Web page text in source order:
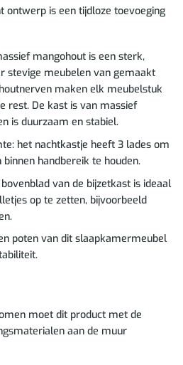
ontwerp is een tijdloze toevoeging
mangohout is een sterk,
stevige meubelen van gemaakt
maken elk meubelstuk
rest. De kast is van massief
is duurzaam en stabiel.
het nachtkastje heeft 3 lades om
handbereik te houden.
van de bijzetkast is ideaal
op te zetten, bijvoorbeeld
poten van dit slaapkamermeubel
moet dit product met de
aan de muur